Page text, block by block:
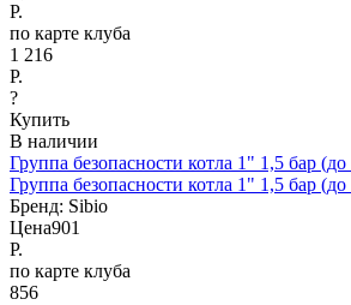
Р.
по карте клуба
1 216
Р.
?
Купить
В наличии
Группа безопасности котла 1" 1,5 бар
Группа безопасности котла 1" 1,5 бар
Бренд: Sibio
Цена901
Р.
по карте клуба
856